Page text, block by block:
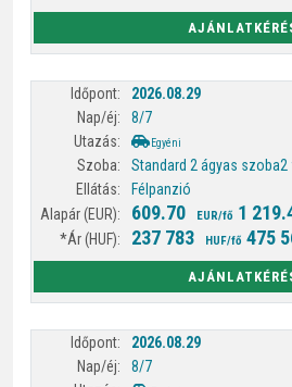
2026.08.29
8/7
Egyéni
Standard 2 ágyas szoba2
Félpanzió
609.70 EUR/fő 1
237 783 HUF/fő 475
2026.08.29
8/7